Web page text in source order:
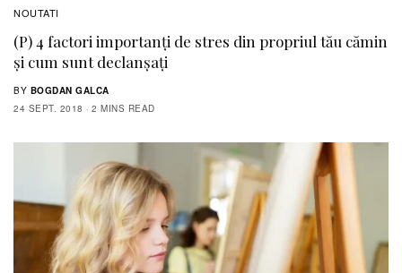
NOUTATI
(P) 4 factori importanți de stres din propriul tău cămin
și cum sunt declanșați
BY BOGDAN GALCA
24 SEPT. 2018
2 MINS READ